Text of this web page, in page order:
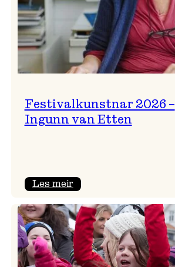
Festivalkunstnar 2026 –
Ingunn van Etten
Les meir:
2026
–
Ingunn van Etten